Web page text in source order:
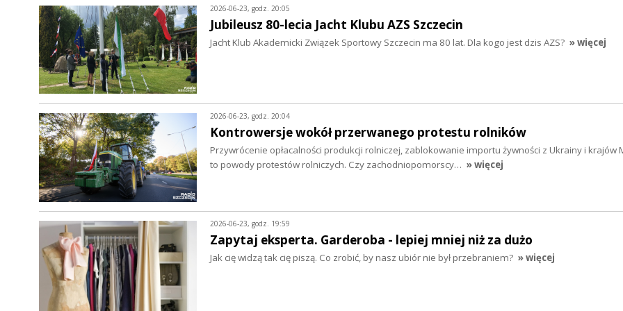
2026-06-23, godz. 20:05
Jubileusz 80-lecia Jacht Klubu AZS Szczecin
Jacht Klub Akademicki Związek Sportowy Szczecin ma 80 lat. Dla kogo jest dzis AZS? » więcej
2026-06-23, godz. 20:04
Kontrowersje wokół przerwanego protestu rolników
Przywrócenie opłacalności produkcji rolniczej, zablokowanie importu żywności z Ukrainy i krajów
to powody protestów rolniczych. Czy zachodniopomorscy… » więcej
2026-06-23, godz. 19:59
Zapytaj eksperta. Garderoba - lepiej mniej niż za dużo
Jak cię widzą tak cię piszą. Co zrobić, by nasz ubiór nie był przebraniem? » więcej